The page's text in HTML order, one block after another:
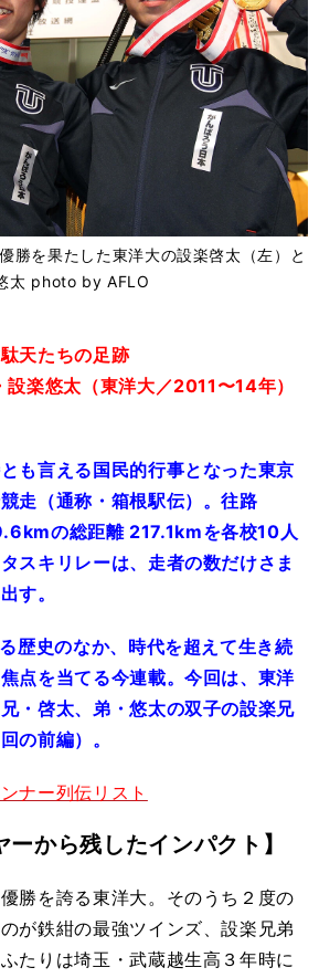
勝を果たした東洋大の設楽啓太（左）と
太 photo by AFLO
天たちの足跡
楽悠太（東洋大／2011〜14年）
も言える国民的行事となった東京
走（通称・箱根駅伝）。往路
の総距離 217.1kmを各校10人
スキリレーは、走者の数だけさま
す。
歴史のなか、時代を超えて生き続
点を当てる今連載。今回は、東洋
・啓太、弟・悠太の双子の設楽兄
の前編）。
ナー列伝リスト
ーから残したインパクト】
勝を誇る東洋大。そのうち２度の
が鉄紺の最強ツインズ、設楽兄弟
たりは埼玉・武蔵越生高３年時に